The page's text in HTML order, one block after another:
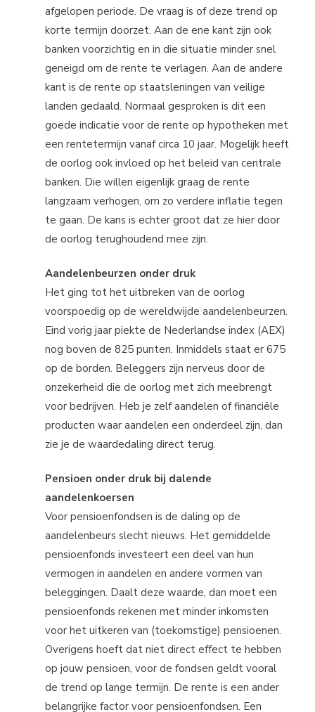
afgelopen periode. De vraag is of deze trend op
korte termijn doorzet. Aan de ene kant zijn ook
banken voorzichtig en in die situatie minder snel
geneigd om de rente te verlagen. Aan de andere
kant is de rente op staatsleningen van veilige
landen gedaald. Normaal gesproken is dit een
goede indicatie voor de rente op hypotheken met
een rentetermijn vanaf circa 10 jaar. Mogelijk heeft
de oorlog ook invloed op het beleid van centrale
banken. Die willen eigenlijk graag de rente
langzaam verhogen, om zo verdere inflatie tegen
te gaan. De kans is echter groot dat ze hier door
de oorlog terughoudend mee zijn.
Aandelenbeurzen onder druk
Het ging tot het uitbreken van de oorlog
voorspoedig op de wereldwijde aandelenbeurzen.
Eind vorig jaar piekte de Nederlandse index (AEX)
nog boven de 825 punten. Inmiddels staat er 675
op de borden. Beleggers zijn nerveus door de
onzekerheid die de oorlog met zich meebrengt
voor bedrijven. Heb je zelf aandelen of financiële
producten waar aandelen een onderdeel zijn, dan
zie je de waardedaling direct terug.
Pensioen onder druk bij dalende
aandelenkoersen
Voor pensioenfondsen is de daling op de
aandelenbeurs slecht nieuws. Het gemiddelde
pensioenfonds investeert een deel van hun
vermogen in aandelen en andere vormen van
beleggingen. Daalt deze waarde, dan moet een
pensioenfonds rekenen met minder inkomsten
voor het uitkeren van (toekomstige) pensioenen.
Overigens hoeft dat niet direct effect te hebben
op jouw pensioen, voor de fondsen geldt vooral
de trend op lange termijn. De rente is een ander
belangrijke factor voor pensioenfondsen. Een